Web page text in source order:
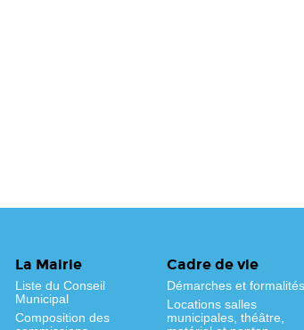
La Mairie
Liste du Conseil
Municipal
Composition des
Cadre de vie
Démarches et formalités
Locations salles
municipales, théâtre,